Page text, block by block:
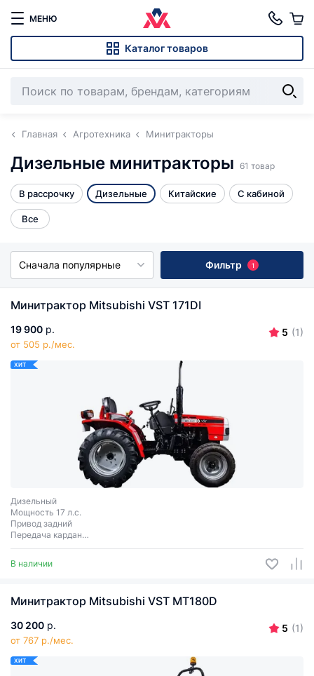
МЕНЮ
Каталог товаров
Главная Агротехника Минитракторы
Дизельные минитракторы 61 товар
В рассрочку Дизельные Китайские С кабиной
Все
Сначала популярные Фильтр 1
Минитрактор Mitsubishi VST 171DI
19 900 р.
от 505 р./мес.
5 (1)
ХИТ
Дизельный
Мощность 17 л.с.
Привод задний
Передача кардан
Сцепное соединение 3 точки
В наличии
Минитрактор Mitsubishi VST MT180D
30 200 р.
от 767 р./мес.
5 (1)
ХИТ